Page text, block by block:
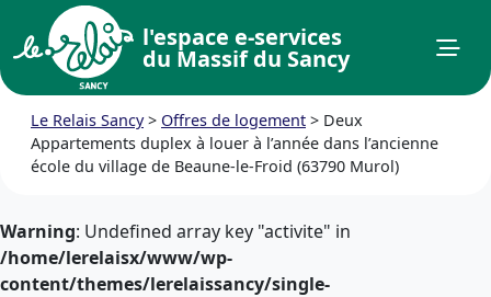
l'espace e-services
du Massif du Sancy
Le Relais Sancy> Offres de logement > Deux
Appartements duplex à louer à l’année dans l’ancienne
école du village de Beaune-le-Froid (63790 Murol)
Warning: Undefined array key "activite" in
/home/lerelaisx/www/wp-
content/themes/lerelaissancy/single-